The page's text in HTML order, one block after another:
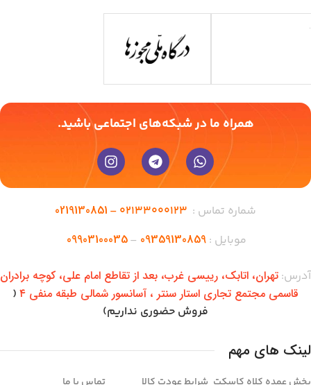
همراه ما در شبکه‌های اجتماعی باشید.
شماره تماس : 02133000123 –
0219130851
موبایل : 09359130859
–
09903100035
آدرس: تهران،‌ اتابک، رییسی غرب، بعد از تقاطع امام علی، کوچه برادران
قاسمی مجتمع تجاری استار سنتر ، آسانسور شمالی طبقه منفی ۴
(
فروش حضوری نداریم)
لینک های مهم
پخش عمده کلاه کاسکت شرایط عودت کالا
تماس با ما